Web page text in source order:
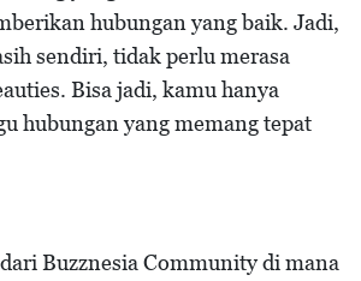
hubungan yang baik. Jadi,
sendiri, tidak perlu merasa
Bisa jadi, kamu hanya
hubungan yang memang tepat
Buzznesia Community di mana